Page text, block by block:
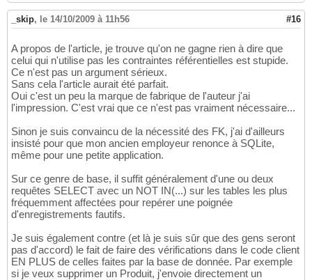
_skip, le 14/10/2009 à 11h56 #16
A propos de l'article, je trouve qu'on ne gagne rien à dire que
celui qui n'utilise pas les contraintes référentielles est stupide.
Ce n'est pas un argument sérieux.
Sans cela l'article aurait été parfait.
Oui c'est un peu la marque de fabrique de l'auteur j'ai
l'impression. C'est vrai que ce n'est pas vraiment nécessaire...
Sinon je suis convaincu de la nécessité des FK, j'ai d'ailleurs
insisté pour que mon ancien employeur renonce à SQLite,
même pour une petite application.
Sur ce genre de base, il suffit généralement d'une ou deux
requêtes SELECT avec un NOT IN(...) sur les tables les plus
fréquemment affectées pour repérer une poignée
d'enregistrements fautifs.
Je suis également contre (et là je suis sûr que des gens seront
pas d'accord) le fait de faire des vérifications dans le code client
EN PLUS de celles faites par la base de donnée. Par exemple
si je veux supprimer un Produit, j'envoie directement un